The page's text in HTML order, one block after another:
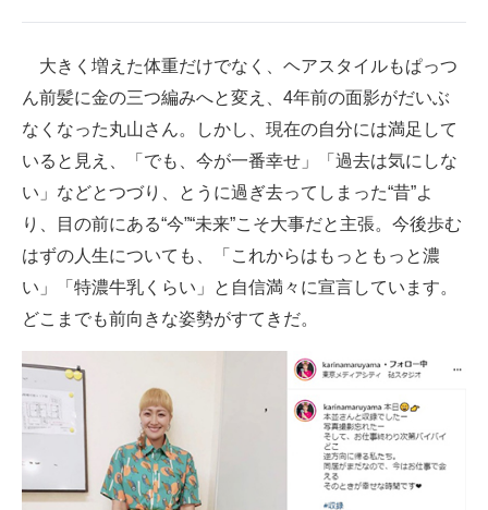
大きく増えた体重だけでなく、ヘアスタイルもぱっつ
ん前髪に金の三つ編みへと変え、4年前の面影がだいぶ
なくなった丸山さん。しかし、現在の自分には満足して
いると見え、「でも、今が一番幸せ」「過去は気にしな
い」などとつづり、とうに過ぎ去ってしまった“昔”よ
り、目の前にある“今”“未来”こそ大事だと主張。今後歩む
はずの人生についても、「これからはもっともっと濃
い」「特濃牛乳くらい」と自信満々に宣言しています。
どこまでも前向きな姿勢がすてきだ。